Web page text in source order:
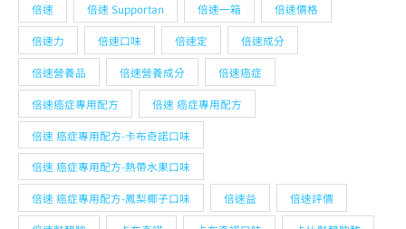
倍速 倍速 Supportan 倍速一箱 倍速價格
倍速力 倍速口味 倍速定 倍速成分
倍速營養品 倍速營養成分 倍速癌症
倍速癌症專用配方 倍速 癌症專用配方
倍速 癌症專用配方-卡布奇諾口味
倍速 癌症專用配方-熱帶水果口味
倍速 癌症專用配方-鳳梨椰子口味 倍速益 倍速評價